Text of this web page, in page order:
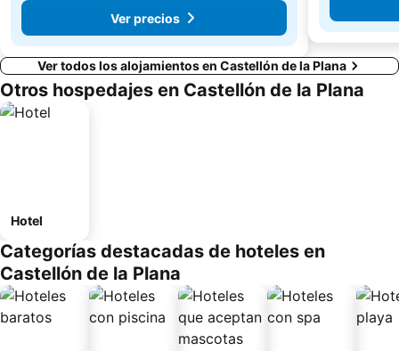
Ver precios
Ver todos los alojamientos en Castellón de la Plana
Otros hospedajes en Castellón de la Plana
Hotel
Categorías destacadas de hoteles en
Castellón de la Plana